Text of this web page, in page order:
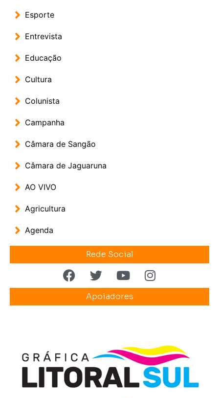
Esporte
Entrevista
Educação
Cultura
Colunista
Campanha
Câmara de Sangão
Câmara de Jaguaruna
AO VIVO
Agricultura
Agenda
Rede Social
Apoiadores